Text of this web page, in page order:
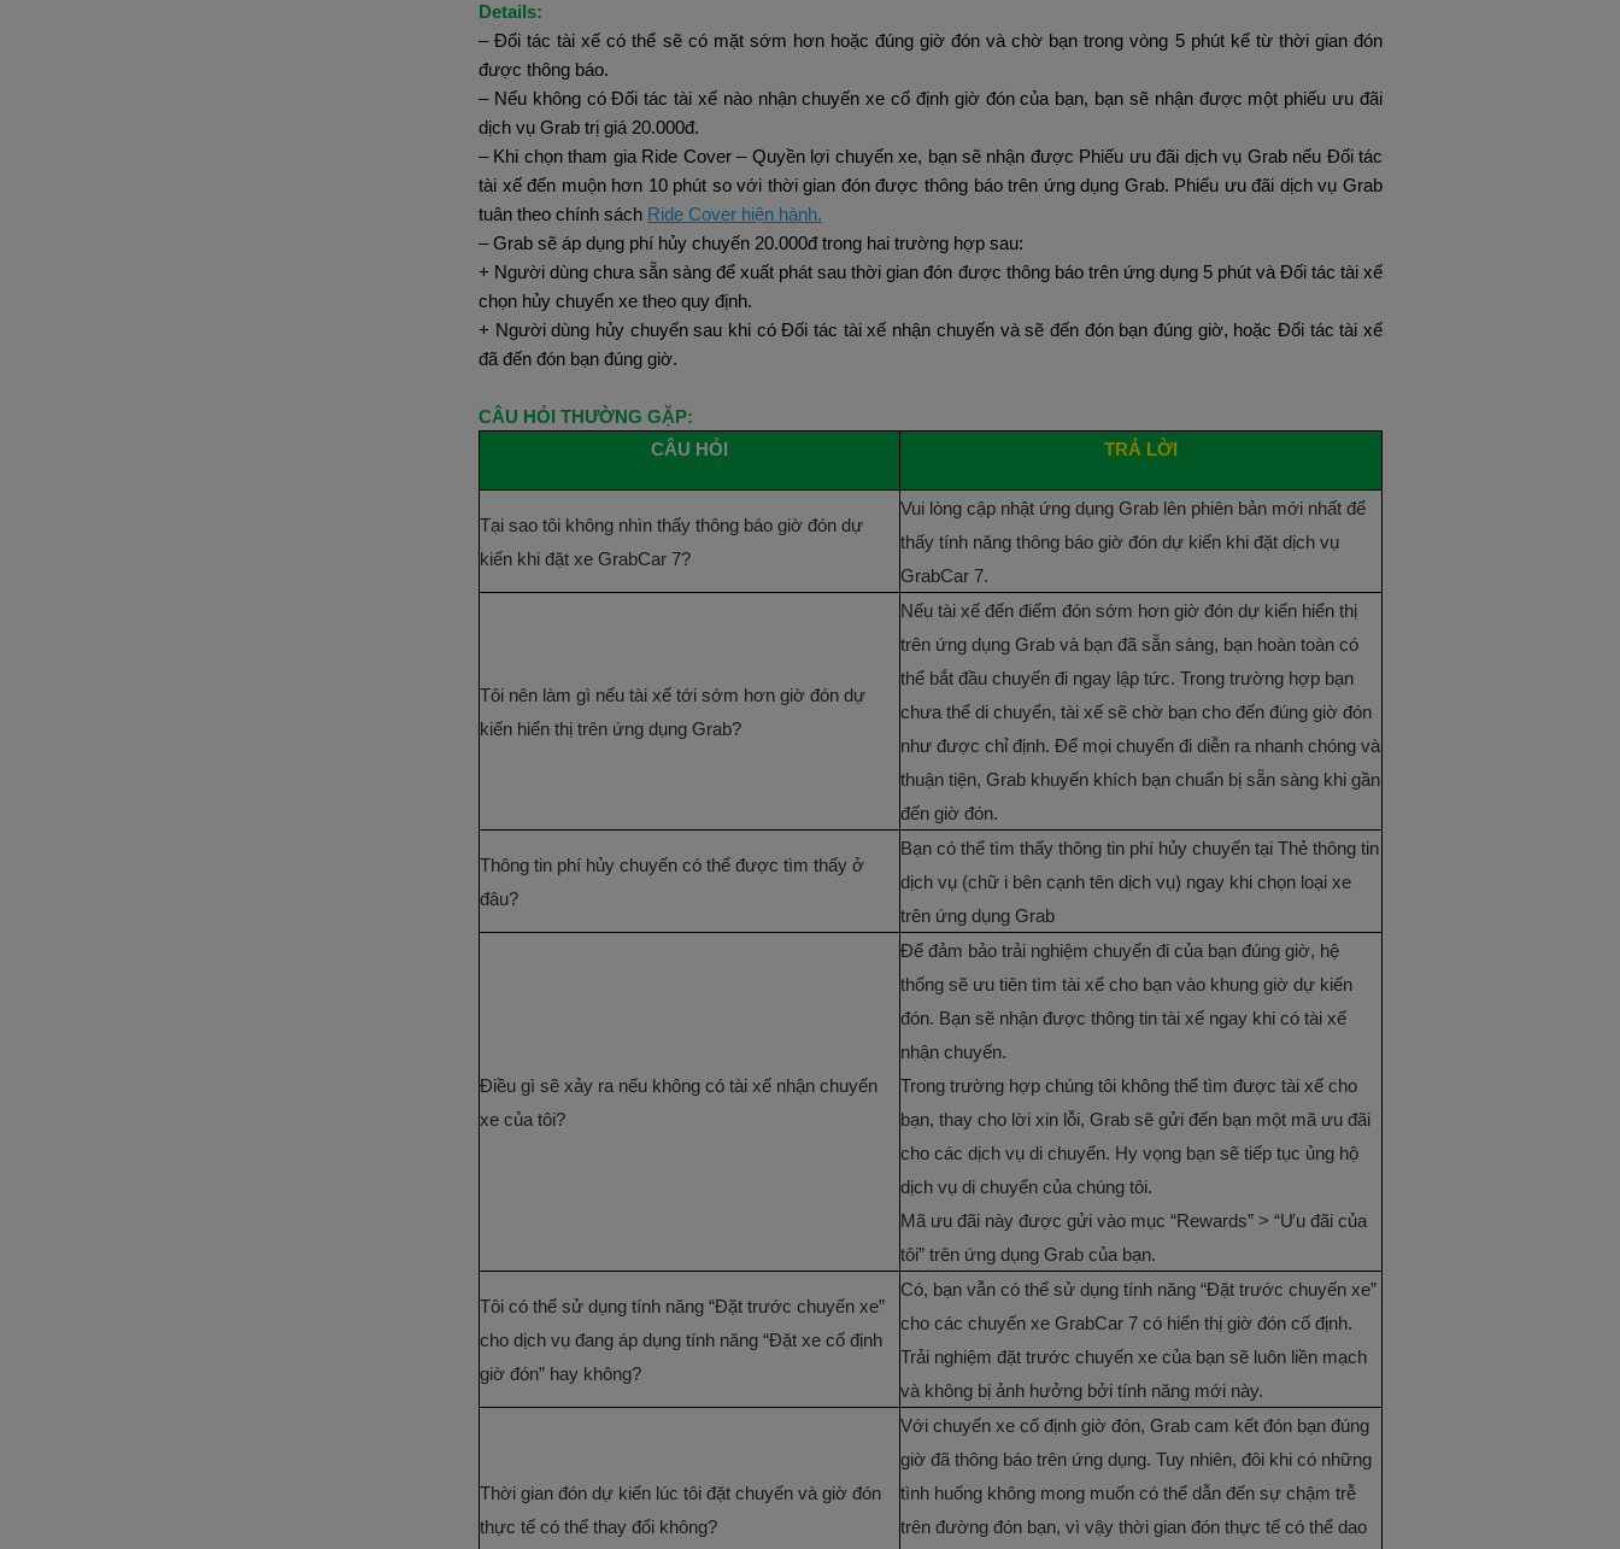
Details:
– Đối tác tài xế có thể sẽ có mặt sớm hơn hoặc đúng giờ đón và chờ bạn trong vòng 5 phút kể từ thời gian đón
được thông báo.
– Nếu không có Đối tác tài xế nào nhận chuyến xe cố định giờ đón của bạn, bạn sẽ nhận được một phiếu ưu đãi
dịch vụ Grab trị giá 20.000đ.
– Khi chọn tham gia Ride Cover – Quyền lợi chuyến xe, bạn sẽ nhận được Phiếu ưu đãi dịch vụ Grab nếu Đối tác
tài xế đến muộn hơn 10 phút so với thời gian đón được thông báo trên ứng dụng Grab. Phiếu ưu đãi dịch vụ Grab
tuân theo chính sách Ride Cover hiện hành.
– Grab sẽ áp dụng phí hủy chuyến 20.000đ trong hai trường hợp sau:
+ Người dùng chưa sẵn sàng để xuất phát sau thời gian đón được thông báo trên ứng dụng 5 phút và Đối tác tài xế
chọn hủy chuyến xe theo quy định.
+ Người dùng hủy chuyến sau khi có Đối tác tài xế nhận chuyến và sẽ đến đón bạn đúng giờ, hoặc Đối tác tài xế
đã đến đón bạn đúng giờ.
CÂU HỎI THƯỜNG GẶP:
CÂU HỎI
TRẢ LỜI
Tại sao tôi không nhìn thấy thông báo giờ đón dự
kiến khi đặt xe GrabCar 7?
Vui lòng cập nhật ứng dụng Grab lên phiên bản mới nhất để
thấy tính năng thông báo giờ đón dự kiến khi đặt dịch vụ
GrabCar 7.
Tôi nên làm gì nếu tài xế tới sớm hơn giờ đón dự
kiến hiển thị trên ứng dụng Grab?
Nếu tài xế đến điểm đón sớm hơn giờ đón dự kiến hiển thị
trên ứng dụng Grab và bạn đã sẵn sàng, bạn hoàn toàn có
thể bắt đầu chuyến đi ngay lập tức. Trong trường hợp bạn
chưa thể di chuyển, tài xế sẽ chờ bạn cho đến đúng giờ đón
như được chỉ định. Để mọi chuyến đi diễn ra nhanh chóng và
thuận tiện, Grab khuyến khích bạn chuẩn bị sẵn sàng khi gần
đến giờ đón.
Thông tin phí hủy chuyến có thể được tìm thấy ở
đâu?
Bạn có thể tìm thấy thông tin phí hủy chuyến tại Thẻ thông tin
dịch vụ (chữ i bên cạnh tên dịch vụ) ngay khi chọn loại xe
trên ứng dụng Grab
Điều gì sẽ xảy ra nếu không có tài xế nhận chuyến
xe của tôi?
Để đảm bảo trải nghiệm chuyến đi của bạn đúng giờ, hệ
thống sẽ ưu tiên tìm tài xế cho bạn vào khung giờ dự kiến
đón. Bạn sẽ nhận được thông tin tài xế ngay khi có tài xế
nhận chuyến.
Trong trường hợp chúng tôi không thể tìm được tài xế cho
bạn, thay cho lời xin lỗi, Grab sẽ gửi đến bạn một mã ưu đãi
cho các dịch vụ di chuyển. Hy vọng bạn sẽ tiếp tục ủng hộ
dịch vụ di chuyển của chúng tôi.
Mã ưu đãi này được gửi vào mục “Rewards” > “Ưu đãi của
tôi” trên ứng dụng Grab của bạn.
Tôi có thể sử dụng tính năng “Đặt trước chuyến xe”
cho dịch vụ đang áp dụng tính năng “Đặt xe cố định
giờ đón” hay không?
Có, bạn vẫn có thể sử dụng tính năng “Đặt trước chuyến xe”
cho các chuyến xe GrabCar 7 có hiển thị giờ đón cố định.
Trải nghiệm đặt trước chuyến xe của bạn sẽ luôn liền mạch
và không bị ảnh hưởng bởi tính năng mới này.
Thời gian đón dự kiến lúc tôi đặt chuyến và giờ đón
thực tế có thể thay đổi không?
Với chuyến xe cố định giờ đón, Grab cam kết đón bạn đúng
giờ đã thông báo trên ứng dụng. Tuy nhiên, đôi khi có những
tình huống không mong muốn có thể dẫn đến sự chậm trễ
trên đường đón bạn, vì vậy thời gian đón thực tế có thể dao